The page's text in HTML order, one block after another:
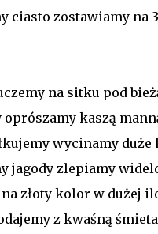
ciasto zostawiamy na
na sitku pod
oprószamy kaszą
wycinamy duże
jagody zlepiamy
złoty kolor w dużej
z kwaśną